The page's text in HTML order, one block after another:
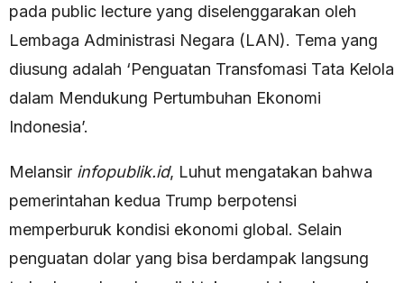
pada public lecture yang diselenggarakan oleh
Lembaga Administrasi Negara (LAN). Tema yang
diusung adalah ‘Penguatan Transfomasi Tata Kelola
dalam Mendukung Pertumbuhan Ekonomi
Indonesia’.
Melansir infopublik.id, Luhut mengatakan bahwa
pemerintahan kedua Trump berpotensi
memperburuk kondisi ekonomi global. Selain
penguatan dolar yang bisa berdampak langsung